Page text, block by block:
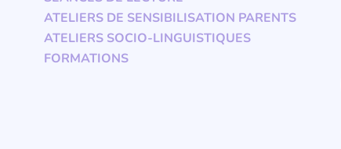
ATELIERS DE SENSIBILISATION PARENTS
ATELIERS SOCIO-LINGUISTIQUES
FORMATIONS